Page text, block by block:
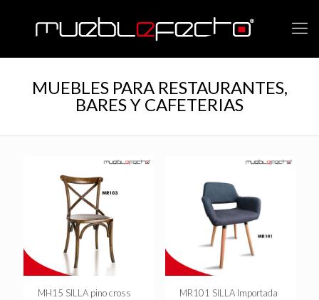
MUEBLES PARA RESTAURANTES,
BARES Y CAFETERIAS
MH15 SILLA pino cross
MR101 SILLA Importada